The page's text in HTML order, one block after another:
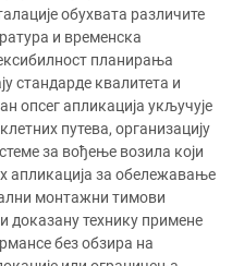
обухвата различите
и временска
планирања
стандарде квалитета и
опсег апликација укључује
путева, организацију
за вођење возила који
апликација за обележавање
монтажни тимови
доказану технику примене
без обзира на